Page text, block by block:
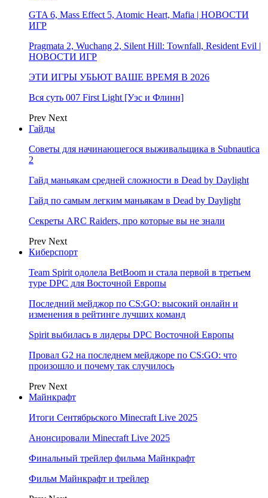
GTA 6, Mass Effect 5, Atomic Heart, Mafia | НОВОСТИ
ИГР
Pragmata 2, Wuchang 2, Silent Hill: Townfall, Resident Evil |
НОВОСТИ ИГР
ЭТИ ИГРЫ УБЬЮТ ВАШЕ ВРЕМЯ В 2026
Вся суть 007 First Light [Уэс и Флинн]
Prev Next
Гайды
Советы для начинающегося выживальщика в Subnautica
2
Гайд маньякам средней сложности в Dead by Daylight
Гайд по самым легким маньякам в Dead by Daylight
Секреты ARC Raiders, про которые вы не знали
Prev Next
Киберспорт
Team Spirit одолела BetBoom и стала первой в третьем
туре DPC для Восточной Европы
Последний мейджор по CS:GO: высокий онлайн и
изменения в рейтинге лучших команд
Spirit выбилась в лидеры DPC Восточной Европы
Провал G2 на последнем мейджоре по CS:GO: что
произошло и почему так случилось
Prev Next
Майнкрафт
Итоги Сентябрьского Minecraft Live 2025
Анонсировали Minecraft Live 2025
Финальный трейлер фильма Майнкрафт
Фильм Майнкрафт и трейлер